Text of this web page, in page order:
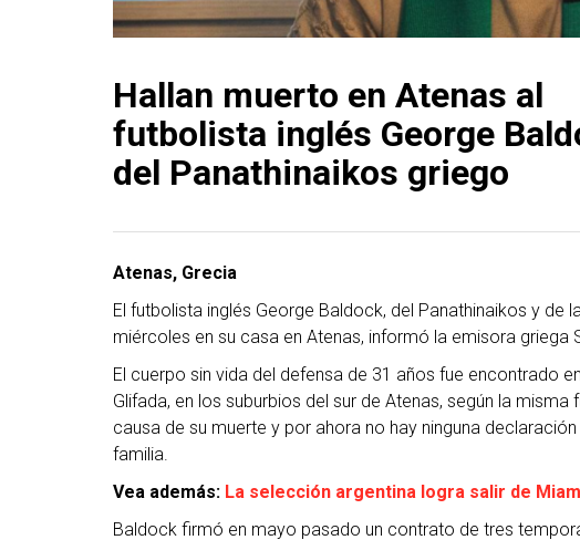
Hallan muerto en Atenas al
futbolista inglés George
del Panathinaikos griego
Atenas, Grecia
El futbolista inglés George Baldock, del Panathinaikos y de
miércoles en su casa en Atenas, informó la emisora griega
El cuerpo sin vida del defensa de 31 años fue encontrado
Glifada, en los suburbios del sur de Atenas, según la
causa de su muerte y por ahora no hay ninguna
familia.
Vea además: La selección argentina logra salir de
Baldock firmó en mayo pasado un contrato de tres